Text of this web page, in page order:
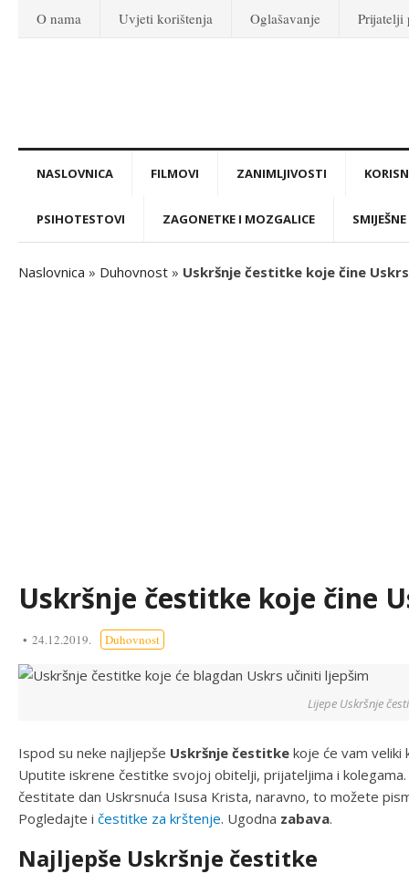
O nama Uvjeti korištenja Oglašavanje Prijatelji
NASLOVNICA FILMOVI ZANIMLJIVOSTI
PSIHOTESTOVI ZAGONETKE I MOZGALICE
Naslovnica » Duhovnost » Uskršnje čestitke koje čine
Uskršnje čestitke koje čine
24.12.2019. Duhovnost
Lijepe Uskršnje
Ispod su neke najljepše Uskršnje čestitke koje će vam veliki
Uputite iskrene čestitke svojoj obitelji, prijateljima i
čestitate dan Uskrsnuća Isusa Krista, naravno, to možete
Pogledajte i čestitke za krštenje. Ugodna zabava.
Najljepše Uskršnje čestitke